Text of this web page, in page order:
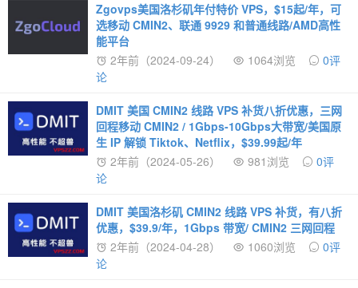
Zgovps美国洛杉矶年付特价 VPS，$15起/年，可
选移动 CMIN2、联通 9929 和普通线路/AMD高性
能平台
2年前（2024-09-24）
1064浏览
0评
论
DMIT 美国 CMIN2 线路 VPS 补货八折优惠，三网
回程移动 CMIN2 / 1Gbps-10Gbps大带宽/美国原
生 IP 解锁 Tiktok、Netflix，$39.99起/年
2年前（2024-05-26）
981浏览
0评
论
DMIT 美国洛杉矶 CMIN2 线路 VPS 补货，有八折
优惠，$39.9/年，1Gbps 带宽/ CMIN2 三网回程
2年前（2024-04-28）
1060浏览
0评
论